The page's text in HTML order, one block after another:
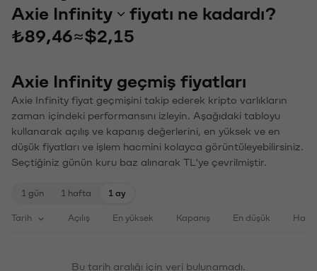
Axie Infinity
fiyatı ne kadardı?
₺89,46≈$2,15
Axie Infinity geçmiş fiyatları
Axie Infinity fiyat geçmişini takip ederek kripto varlıkların
zaman içindeki performansını izleyin. Aşağıdaki tabloyu
kullanarak açılış ve kapanış değerlerini, en yüksek ve en
düşük fiyatları ve işlem hacmini kolayca görüntüleyebilirsiniz.
Seçtiğiniz günün kuru baz alınarak TL'ye çevrilmiştir.
1 gün 1 hafta 1 ay
Tarih Açılış En yüksek Kapanış En düşük
Bu tarih aralığı için veri bulunamadı.